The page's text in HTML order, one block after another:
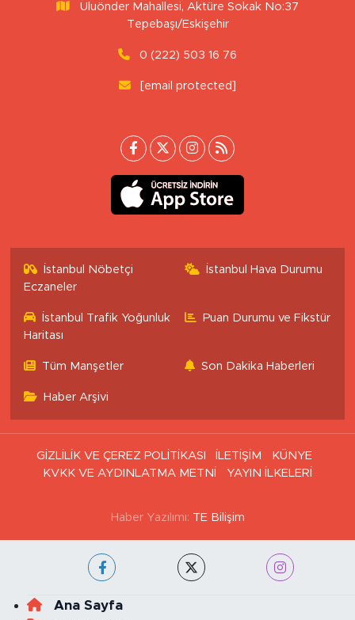
Uluönder Mahallesi, Aktüre Sokak No:37
Tepebaşı/Eskişehir
0 (222) 503 16 76
[email protected]
İstanbul Nöbetçi
Eczaneler
İstanbul Hava Durumu
İstanbul Trafik Yoğunluk
Haritası
Puan Durumu ve Fikstür
Tüm Manşetler Son Dakika Haberleri
Haber Arşivi
GİZLİLİK VE ÇEREZ POLİTİKASI İLETİŞİM
KÜNYE
KVKK VE AYDINLATMA METNİ
YAYIN İLKELERİ
Haber Yazılımı: TE Bilişim
Ana Sayfa